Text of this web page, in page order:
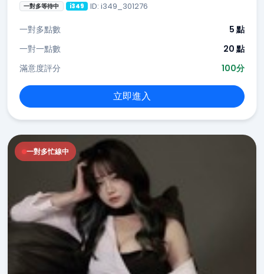
一對多等待中 i349 ID: i349_301276
一對多點數
5 點
一對一點數
20 點
滿意度評分
100分
立即進入
一對多忙線中